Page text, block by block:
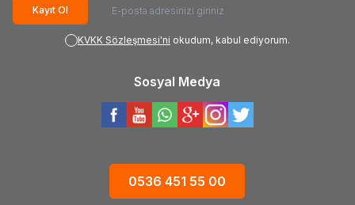
Kayıt Ol
KVKK Sözleşmesi'ni okudum, kabul ediyorum.
Sosyal Medya
0536 451 55 00